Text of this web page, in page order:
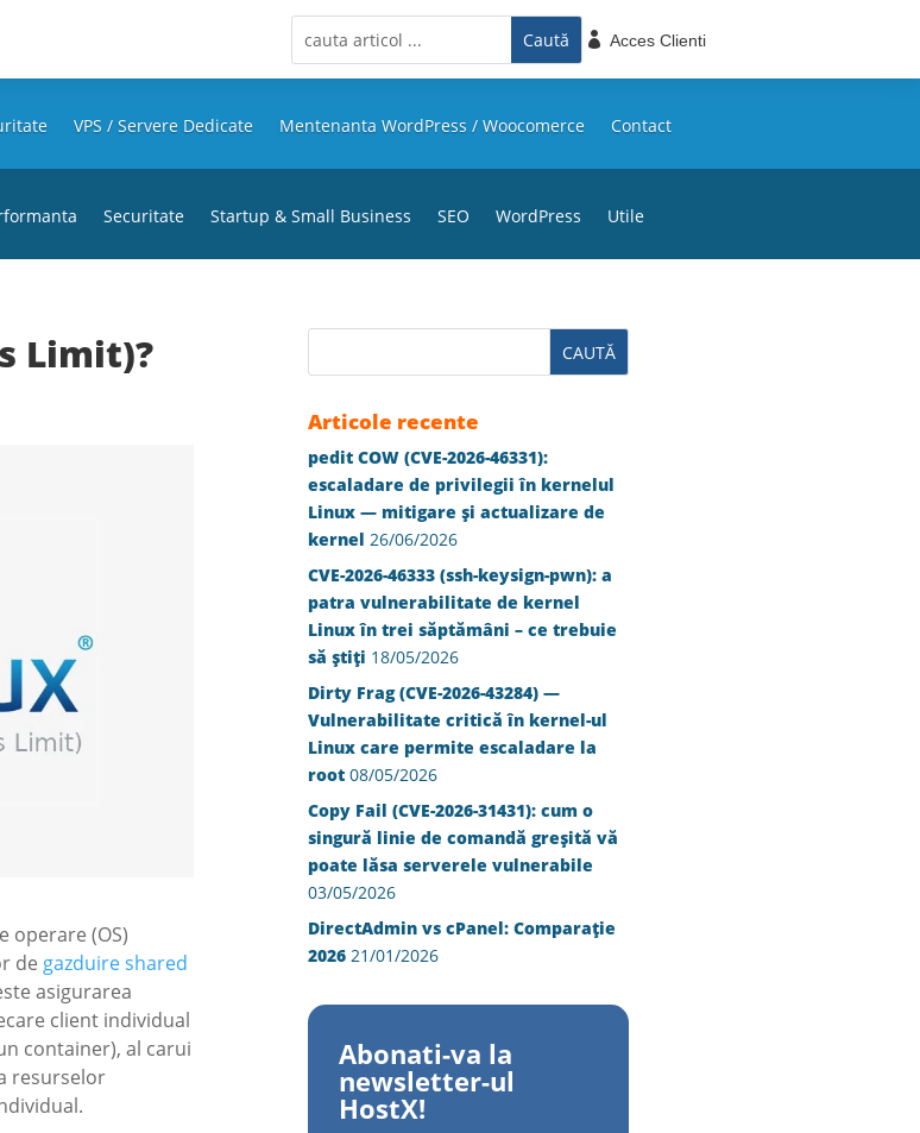
 Acces Clienti
VPS / Servere Dedicate Mentenanta WordPress / Woocomerce Contact
Securitate Startup & Small Business SEO WordPress Utile
Limit)?
operare (OS)
de gazduire shared
asigurarea
client individual
container), al carui
resurselor
Articole recente
pedit COW (CVE-2026-46331):
escaladare de privilegii în kernelul
Linux — mitigare și actualizare de
kernel 26/06/2026
CVE-2026-46333 (ssh-keysign-pwn): a
patra vulnerabilitate de kernel
Linux în trei săptămâni – ce trebuie
să știți 18/05/2026
Dirty Frag (CVE-2026-43284) —
Vulnerabilitate critică în kernel-ul
Linux care permite escaladare la
root 08/05/2026
Copy Fail (CVE-2026-31431): cum o
singură linie de comandă greșită vă
poate lăsa serverele vulnerabile
03/05/2026
DirectAdmin vs cPanel: Comparație
2026 21/01/2026
Abonati-va la
newsletter-ul
HostX!